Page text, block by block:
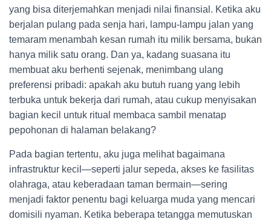
yang bisa diterjemahkan menjadi nilai finansial. Ketika aku
berjalan pulang pada senja hari, lampu-lampu jalan yang
temaram menambah kesan rumah itu milik bersama, bukan
hanya milik satu orang. Dan ya, kadang suasana itu
membuat aku berhenti sejenak, menimbang ulang
preferensi pribadi: apakah aku butuh ruang yang lebih
terbuka untuk bekerja dari rumah, atau cukup menyisakan
bagian kecil untuk ritual membaca sambil menatap
pepohonan di halaman belakang?
Pada bagian tertentu, aku juga melihat bagaimana
infrastruktur kecil—seperti jalur sepeda, akses ke fasilitas
olahraga, atau keberadaan taman bermain—sering
menjadi faktor penentu bagi keluarga muda yang mencari
domisili nyaman. Ketika beberapa tetangga memutuskan